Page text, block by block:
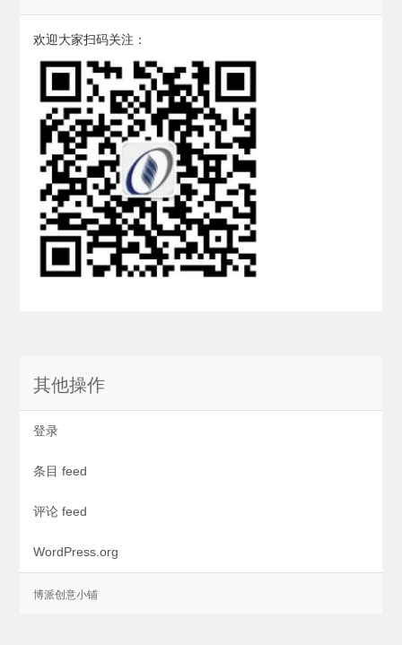
欢迎大家扫码关注：
其他操作
登录
条目 feed
评论 feed
WordPress.org